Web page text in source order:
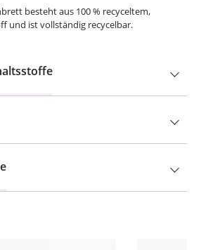
besteht aus 100 % recyceltem,
und ist vollständig recycelbar.